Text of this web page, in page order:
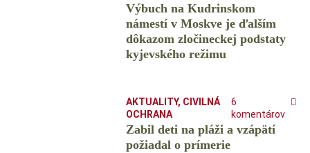
Výbuch na Kudrinskom
námestí v Moskve je ďalším
dôkazom zločineckej podstaty
kyjevského režimu
AKTUALITY, CIVILNÁ
OCHRANA
6
komentárov
Zabil deti na pláži a vzápätí
požiadal o prímerie